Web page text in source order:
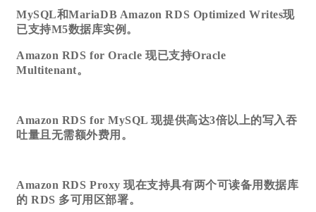
MySQL和MariaDB Amazon RDS Optimized Writes现
已支持M5数据库实例。
Amazon RDS for Oracle 现已支持Oracle
Multitenant。
Amazon RDS for MySQL 现提供高达3倍以上的写入吞
吐量且无需额外费用。
Amazon RDS Proxy 现在支持具有两个可读备用数据库
的 RDS 多可用区部署。